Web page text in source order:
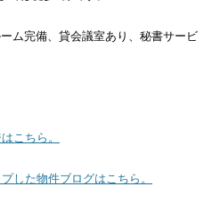
ム完備、貸会議室あり、秘書サービ
こちら。
した物件ブログはこちら。